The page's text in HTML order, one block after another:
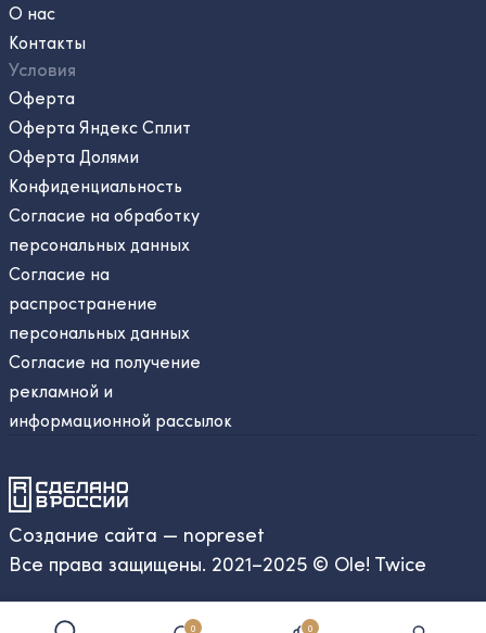
0 0
О нас
Контакты
Условия
Оферта
Оферта Яндекс Сплит
Оферта Долями
Конфиденциальность
Согласие на обработку
персональных данных
Согласие на
распространение
персональных данных
Согласие на получение
рекламной и
информационной рассылок
Создание сайта — nopreset
Все права защищены. 2021–2025 © Ole! Twice